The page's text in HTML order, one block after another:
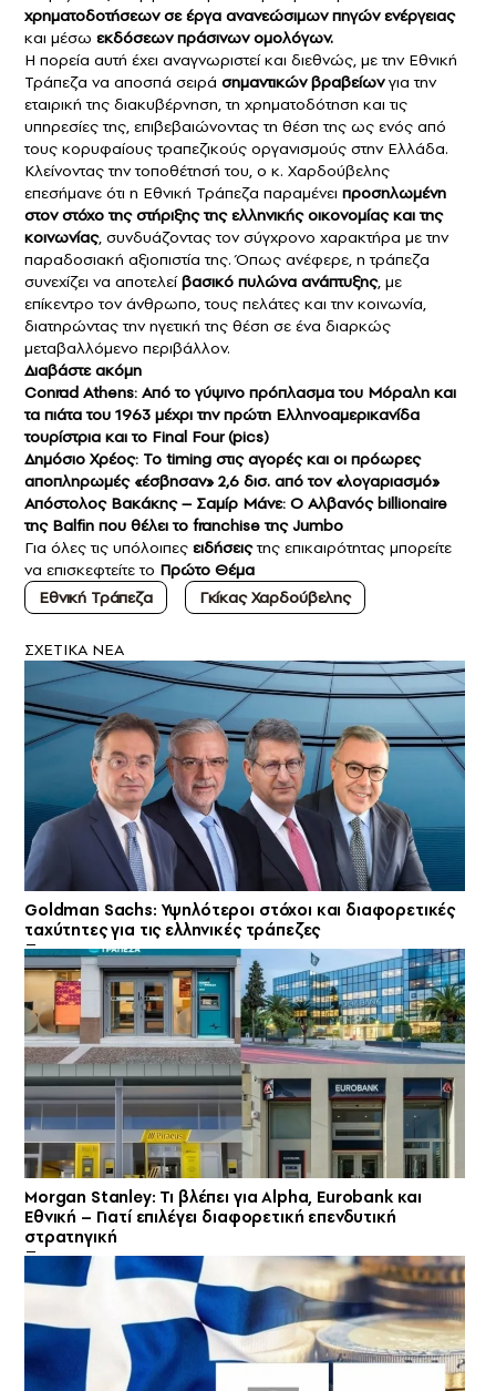
χρηματοδοτήσεων σε έργα ανανεώσιμων πηγών ενέργειας
και μέσω εκδόσεων πράσινων ομολόγων.
Η πορεία αυτή έχει αναγνωριστεί και διεθνώς, με την Εθνική
Τράπεζα να αποσπά σειρά σημαντικών βραβείωνγια την
εταιρική της διακυβέρνηση, τη χρηματοδότηση και τις
υπηρεσίες της, επιβεβαιώνοντας τη θέση της ως ενός από
τους κορυφαίους τραπεζικούς οργανισμούς στην Ελλάδα.
Κλείνοντας την τοποθέτησή του, ο κ. Χαρδούβελης
επεσήμανε ότι η Εθνική Τράπεζα παραμένει προσηλωμένη
στον στόχο της στήριξης της ελληνικής οικονομίας και της
κοινωνίας, συνδυάζοντας τον σύγχρονο χαρακτήρα με την
παραδοσιακή αξιοπιστία της. Όπως ανέφερε, η τράπεζα
συνεχίζει να αποτελείβασικό πυλώνα ανάπτυξης, με
επίκεντρο τον άνθρωπο, τους πελάτες και την κοινωνία,
διατηρώντας την ηγετική της θέση σε ένα διαρκώς
μεταβαλλόμενο περιβάλλον.
Διαβάστε ακόμη
Conrad Athens: Από το γύψινο πρόπλασμα του Μόραλη και
τα πιάτα του 1963 μέχρι την πρώτη Ελληνοαμερικανίδα
τουρίστρια και το Final Four (pics)
Δημόσιο Χρέος: Το timing στις αγορές και οι πρόωρες
αποπληρωμές «έσβησαν» 2,6 δισ. από τον «λογαριασμό»
Απόστολος Βακάκης – Σαμίρ Μάνε: Ο Αλβανός billionaire
της Balfin που θέλει το franchise της Jumbo
Για όλες τις υπόλοιπες ειδήσειςτης επικαιρότητας μπορείτε
να επισκεφτείτε το Πρώτο Θέμα
Εθνική Τράπεζα
Γκίκας Χαρδούβελης
ΣXETIKA NEA
Goldman Sachs: Υψηλότεροι στόχοι και διαφορετικές
ταχύτητες για τις ελληνικές τράπεζες
Morgan Stanley: Τι βλέπει για Alpha, Eurobank και
Εθνική – Γιατί επιλέγει διαφορετική επενδυτική
στρατηγική